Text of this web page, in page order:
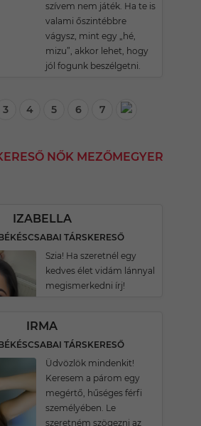
szívem nem játék. Ha te is
valami őszintébbre
vágysz, mint egy „hé,
mizu”, akkor lehet, hogy
jól fogunk beszélgetni.
3 4 5 6 7
NŐK MEZŐMEGYER
IZABELLA
TÁRSKERESŐ
Szia! Ha szeretnél egy
kedves élet vidám lánnyal
megismerkedni írj!
IRMA
TÁRSKERESŐ
Üdvözlök mindenkit!
Keresem a párom egy
megértő, hűséges férfi
személyében. Le
szeretném szögezni az